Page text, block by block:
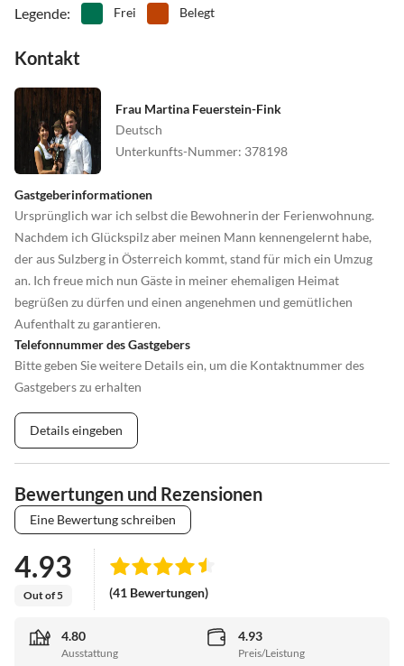
Legende: Frei Belegt
Kontakt
Frau Martina Feuerstein-Fink
Deutsch
Unterkunfts-Nummer: 378198
Gastgeberinformationen
Ursprünglich war ich selbst die Bewohnerin der Ferienwohnung.
Nachdem ich Glückspilz aber meinen Mann kennengelernt habe,
der aus Sulzberg in Österreich kommt, stand für mich ein Umzug
an. Ich freue mich nun Gäste in meiner ehemaligen Heimat
begrüßen zu dürfen und einen angenehmen und gemütlichen
Aufenthalt zu garantieren.
Telefonnummer des Gastgebers
Bitte geben Sie weitere Details ein, um die Kontaktnummer des
Gastgebers zu erhalten
Details eingeben
Bewertungen und Rezensionen
Eine Bewertung schreiben
4.93
Out of 5 (41 Bewertungen)
4.80
Ausstattung
4.93
Preis/Leistung